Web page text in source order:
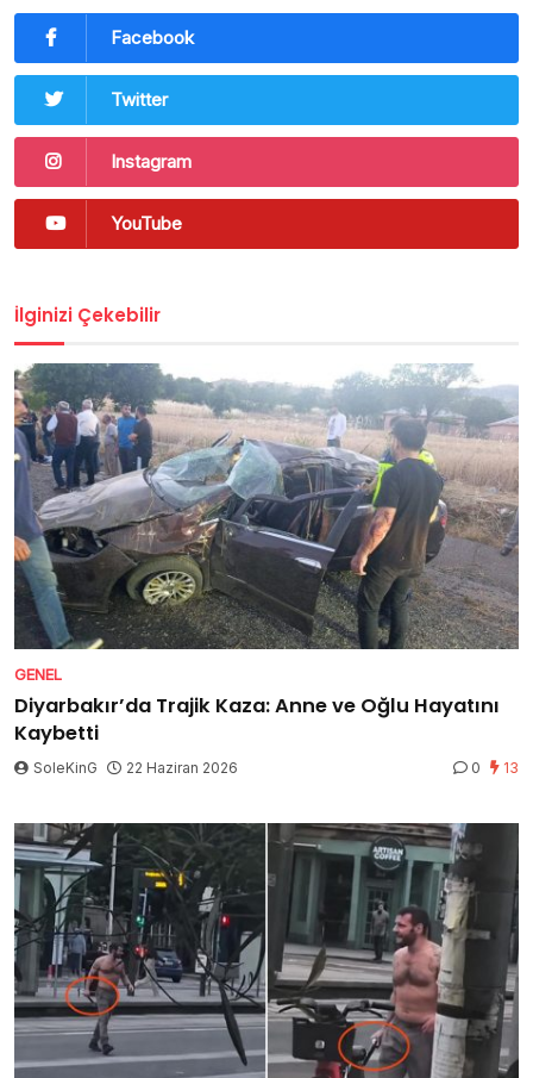
Facebook
Twitter
Instagram
YouTube
İlginizi Çekebilir
GENEL
Diyarbakır’da Trajik Kaza: Anne ve Oğlu Hayatını
Kaybetti
SoleKinG 22 Haziran 2026 0 13